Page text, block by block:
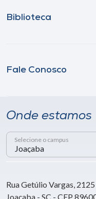
Biblioteca
Fale Conosco
Onde estamos
Selecione o campus
Rua Getúlio Vargas,
Joaçaba - SC - CEP